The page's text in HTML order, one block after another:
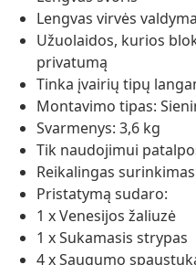
Lengvas virvės
Užuolaidos, kurios
privatumą
Tinka įvairių tipų
Montavimo tipas:
Svarmenys: 3,6 kg
Tik naudojimui
Reikalingas
Pristatymą sudaro:
1 x Venesijos žaliuzė
1 x Sukamasis strypas
4 x Saugumo